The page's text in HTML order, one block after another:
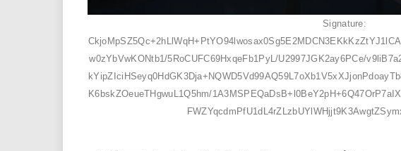
Signature:
w0zYbVwKONtb1/5RoCUFC69HxqeFb1PyL/U2997JGK2ay6PCe/
K6bskZOeueTHgwuL1Q5hm/